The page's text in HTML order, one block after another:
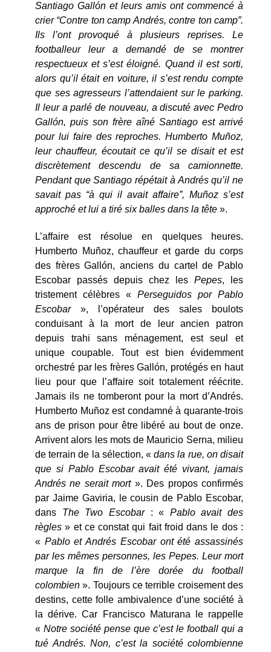
Santiago Gallón et leurs amis ont commencé à
crier “Contre ton camp Andrés, contre ton camp”.
Ils l’ont provoqué à plusieurs reprises. Le
footballeur leur a demandé de se montrer
respectueux et s’est éloigné. Quand il est sorti,
alors qu’il était en voiture, il s’est rendu compte
que ses agresseurs l’attendaient sur le parking.
Il leur a parlé de nouveau, a discuté avec Pedro
Gallón, puis son frère aîné Santiago est arrivé
pour lui faire des reproches. Humberto Muñoz,
leur chauffeur, écoutait ce qu’il se disait et est
discrètement descendu de sa camionnette.
Pendant que Santiago répétait à Andrés qu’il ne
savait pas “à qui il avait affaire”, Muñoz s’est
approché et lui a tiré six balles dans la tête ».
L’affaire est résolue en quelques heures.
Humberto Muñoz, chauffeur et garde du corps
des frères Gallón, anciens du cartel de Pablo
Escobar passés depuis chez les Pepes, les
tristement célèbres « Perseguidos por Pablo
Escobar», l’opérateur des sales boulots
conduisant à la mort de leur ancien patron
depuis trahi sans ménagement, est seul et
unique coupable. Tout est bien évidemment
orchestré par les frères Gallón, protégés en haut
lieu pour que l’affaire soit totalement réécrite.
Jamais ils ne tomberont pour la mort d’Andrés.
Humberto Muñoz est condamné à quarante-trois
ans de prison pour être libéré au bout de onze.
Arrivent alors les mots de Mauricio Serna, milieu
de terrain de la sélection, « dans la rue, on disait
que si Pablo Escobar avait été vivant, jamais
Andrés ne serait mort». Des propos confirmés
par Jaime Gaviria, le cousin de Pablo Escobar,
dans The Two Escobar: « Pablo avait des
règles » et ce constat qui fait froid dans le dos :
« Pablo et Andrés Escobar ont été assassinés
par les mêmes personnes, les Pepes. Leur mort
marque la fin de l’ère dorée du football
colombien ». Toujours ce terrible croisement des
destins, cette folle ambivalence d’une société à
la dérive. Car Francisco Maturana le rappelle
« Notre société pense que c’est le football qui a
tué Andrés. Non, c’est la société colombienne